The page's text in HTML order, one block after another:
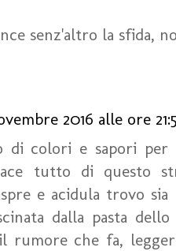
senz'altro la sfida,
2016 alle ore
di colori e sapori
tutto di questo
e acidula trovo
dalla pasta
rumore che fa,